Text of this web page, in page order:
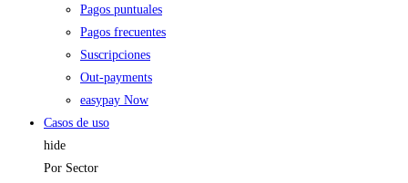
Pagos puntuales
Pagos frecuentes
Suscripciones
Out-payments
easypay Now
Casos de uso
hide
Por Sector